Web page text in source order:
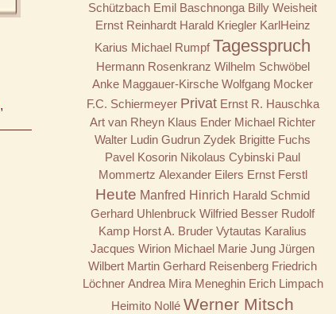
,
Schützbach Emil Baschnonga Billy Weisheit
Ernst Reinhardt Harald Kriegler KarlHeinz
Karius Michael Rumpf Tagesspruch
Hermann Rosenkranz Wilhelm Schwöbel
Anke Maggauer-Kirsche Wolfgang Mocker
F.C. Schiermeyer Privat Ernst R. Hauschka
Art van Rheyn Klaus Ender Michael Richter
Walter Ludin Gudrun Zydek Brigitte Fuchs
Pavel Kosorin Nikolaus Cybinski Paul
Mommertz Alexander Eilers Ernst Ferstl
Heute Manfred Hinrich Harald Schmid
Gerhard Uhlenbruck Wilfried Besser Rudolf
Kamp Horst A. Bruder Vytautas Karalius
Jacques Wirion Michael Marie Jung Jürgen
Wilbert Martin Gerhard Reisenberg Friedrich
Löchner Andrea Mira Meneghin Erich Limpach
Heimito Nollé Werner Mitsch